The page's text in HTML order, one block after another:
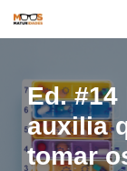
conteúdo
Ed.
auxilia
tomar